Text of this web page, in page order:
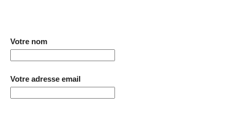
Votre nom
Votre adresse email